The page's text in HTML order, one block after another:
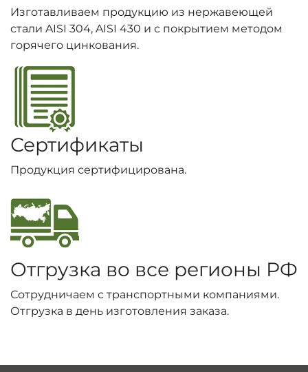
Изготавливаем продукцию из нержавеющей
стали AISI 304, AISI 430 и с покрытием методом
горячего цинкования.
Сертификаты
Продукция сертифицирована.
Отгрузка во все регионы РФ
Сотрудничаем с транспортными компаниями.
Отгрузка в день изготовления заказа.